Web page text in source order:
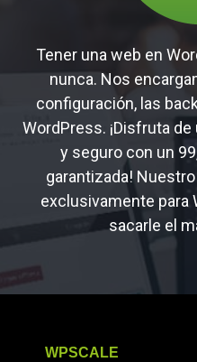
Tener una web en
nunca. Nos
configuración, las
WordPress. ¡Disfruta
y seguro con un
garantizada!
exclusivamente para
sacarle el
WPSCALE